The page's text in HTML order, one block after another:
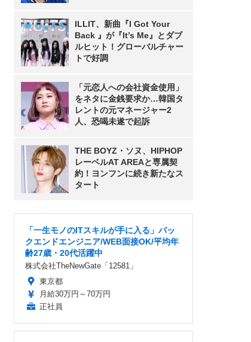
ILLIT、新曲『I Got Your
Back 』が『It’s Me』とダブ
ルヒット！グローバルチャー
トで好調
「元恋人への会社資金使用」
をネタに金銭要求か…韓国タ
レントの元マネージャー2
人、恐喝未遂で起訴
THE BOYZ・ソヌ、HIPHOP
レーベルAT AREAと専属契
約！ヨンフンに続き新たなス
タート
「一生モノのITスキルが手に入る」バッ
クエンドエンジニア/WEB面接OK/平均年
齢27歳・20代活躍中
株式会社TheNewGate「12581」
東京都
月給30万円～70万円
正社員